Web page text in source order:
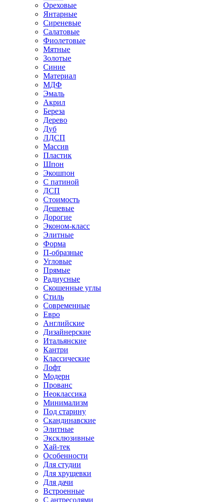
Ореховые
Янтарные
Сиреневые
Салатовые
Фиолетовые
Мятные
Золотые
Синие
Материал
МДФ
Эмаль
Акрил
Береза
Дерево
Дуб
ЛДСП
Массив
Пластик
Шпон
Экошпон
С патиной
ДСП
Стоимость
Дешевые
Дорогие
Эконом-класс
Элитные
Форма
П-образные
Угловые
Прямые
Радиусные
Скошенные углы
Стиль
Современные
Евро
Английские
Дизайнерские
Итальянские
Кантри
Классические
Лофт
Модерн
Прованс
Неоклассика
Минимализм
Под старину
Скандинавские
Элитные
Эксклюзивные
Хай-тек
Особенности
Для студии
Для хрущевки
Для дачи
Встроенные
С антресолями